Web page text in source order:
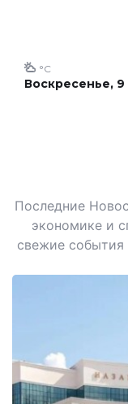
Воскресенье, 9
°C
Последние
экономике и
свежие события